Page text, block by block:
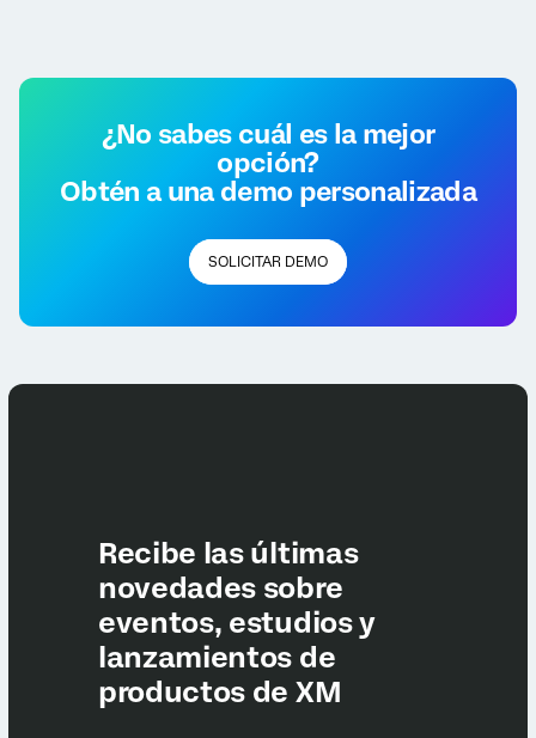
¿No sabes cuál es la mejor
opción?
Obtén a una demo personalizada
SOLICITAR DEMO